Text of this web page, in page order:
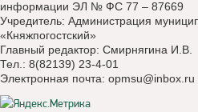
информации ЭЛ № ФС 77 – 87669
Учредитель: Администрация
«Княжпогостский»
Главный редактор: Смирнягина И.В.
Тел.: 8(82139) 23-4-01
Электронная почта: opmsu@inbox.ru